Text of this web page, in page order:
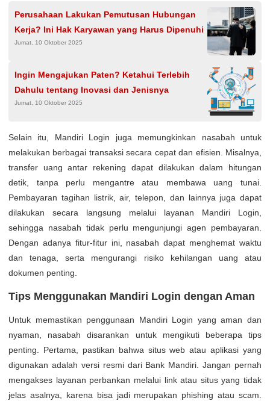
Perusahaan Lakukan Pemutusan Hubungan
Kerja? Ini Hak Karyawan yang Harus Dipenuhi
Jumat, 10 Oktober 2025
Ingin Mengajukan Paten? Ketahui Terlebih
Dahulu tentang Inovasi dan Jenisnya
Jumat, 10 Oktober 2025
Selain itu, Mandiri Login juga memungkinkan nasabah untuk
melakukan berbagai transaksi secara cepat dan efisien. Misalnya,
transfer uang antar rekening dapat dilakukan dalam hitungan
detik, tanpa perlu mengantre atau membawa uang tunai.
Pembayaran tagihan listrik, air, telepon, dan lainnya juga dapat
dilakukan secara langsung melalui layanan Mandiri Login,
sehingga nasabah tidak perlu mengunjungi agen pembayaran.
Dengan adanya fitur-fitur ini, nasabah dapat menghemat waktu
dan tenaga, serta mengurangi risiko kehilangan uang atau
dokumen penting.
Tips Menggunakan Mandiri Login dengan Aman
Untuk memastikan penggunaan Mandiri Login yang aman dan
nyaman, nasabah disarankan untuk mengikuti beberapa tips
penting. Pertama, pastikan bahwa situs web atau aplikasi yang
digunakan adalah versi resmi dari Bank Mandiri. Jangan pernah
mengakses layanan perbankan melalui link atau situs yang tidak
jelas asalnya, karena bisa jadi merupakan phishing atau scam.